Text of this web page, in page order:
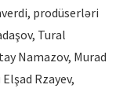
prodüserləri
Tural
Namazov, Murad
Rzayev,